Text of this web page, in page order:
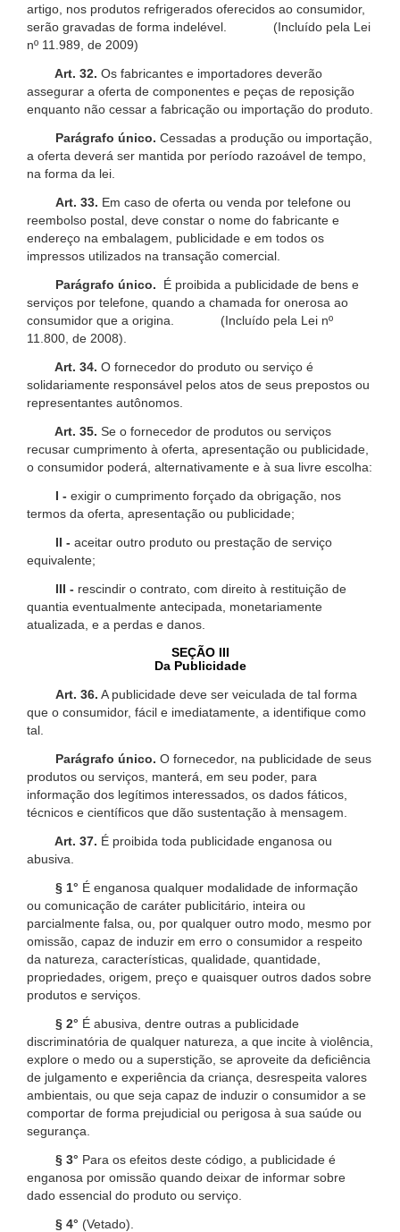
artigo, nos produtos refrigerados oferecidos ao consumidor,
serão gravadas de forma indelével. (Incluído pela Lei
nº 11.989, de 2009)
Art. 32. Os fabricantes e importadores deverão
assegurar a oferta de componentes e peças de reposição
enquanto não cessar a fabricação ou importação do produto.
Parágrafo único. Cessadas a produção ou importação,
a oferta deverá ser mantida por período razoável de tempo,
na forma da lei.
Art. 33. Em caso de oferta ou venda por telefone ou
reembolso postal, deve constar o nome do fabricante e
endereço na embalagem, publicidade e em todos os
impressos utilizados na transação comercial.
Parágrafo único.
É proibida a publicidade de bens e
serviços por telefone, quando a chamada for onerosa ao
consumidor que a origina. (Incluído pela Lei nº
11.800, de 2008).
Art. 34. O fornecedor do produto ou serviço é
solidariamente responsável pelos atos de seus prepostos ou
representantes autônomos.
Art. 35. Se o fornecedor de produtos ou serviços
recusar cumprimento à oferta, apresentação ou publicidade,
o consumidor poderá, alternativamente e à sua livre escolha:
I - exigir o cumprimento forçado da obrigação, nos
termos da oferta, apresentação ou publicidade;
II - aceitar outro produto ou prestação de serviço
equivalente;
III - rescindir o contrato, com direito à restituição de
quantia eventualmente antecipada, monetariamente
atualizada, e a perdas e danos.
SEÇÃO III
Da Publicidade
Art. 36. A publicidade deve ser veiculada de tal forma
que o consumidor, fácil e imediatamente, a identifique como
tal.
Parágrafo único. O fornecedor, na publicidade de seus
produtos ou serviços, manterá, em seu poder, para
informação dos legítimos interessados, os dados fáticos,
técnicos e científicos que dão sustentação à mensagem.
Art. 37. É proibida toda publicidade enganosa ou
abusiva.
§ 1° É enganosa qualquer modalidade de informação
ou comunicação de caráter publicitário, inteira ou
parcialmente falsa, ou, por qualquer outro modo, mesmo por
omissão, capaz de induzir em erro o consumidor a respeito
da natureza, características, qualidade, quantidade,
propriedades, origem, preço e quaisquer outros dados sobre
produtos e serviços.
§ 2° É abusiva, dentre outras a publicidade
discriminatória de qualquer natureza, a que incite à violência,
explore o medo ou a superstição, se aproveite da deficiência
de julgamento e experiência da criança, desrespeita valores
ambientais, ou que seja capaz de induzir o consumidor a se
comportar de forma prejudicial ou perigosa à sua saúde ou
segurança.
§ 3° Para os efeitos deste código, a publicidade é
enganosa por omissão quando deixar de informar sobre
dado essencial do produto ou serviço.
§ 4° (Vetado).